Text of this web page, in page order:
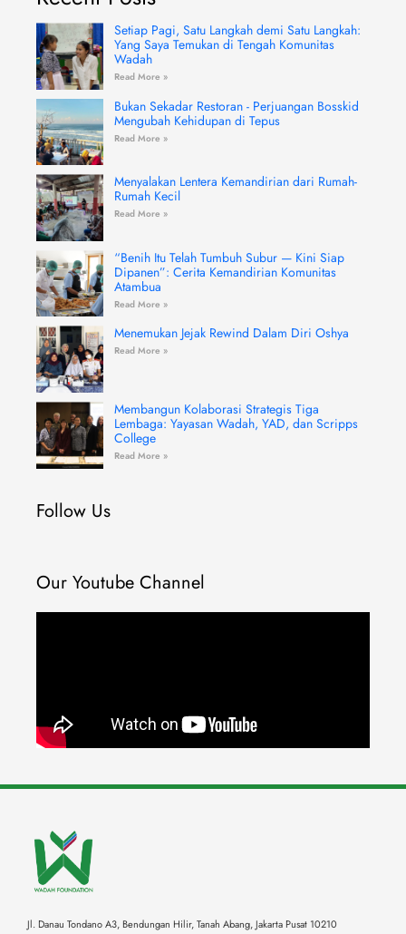
-
f
m
Setiap Pagi, Satu Langkah demi Satu Langkah:
Yang Saya Temukan di Tengah Komunitas
Wadah
Read More »
Bukan Sekadar Restoran - Perjuangan Bosskid
Mengubah Kehidupan di Tepus
Read More »
Menyalakan Lentera Kemandirian dari Rumah-
Rumah Kecil
Read More »
“Benih Itu Telah Tumbuh Subur — Kini Siap
Dipanen”: Cerita Kemandirian Komunitas
Atambua
Read More »
Menemukan Jejak Rewind Dalam Diri Oshya
Read More »
Membangun Kolaborasi Strategis Tiga
Lembaga: Yayasan Wadah, YAD, dan Scripps
College
Read More »
Follow Us
Our Youtube Channel
Jl. Danau Tondano A3, Bendungan Hilir, Tanah Abang,Jakarta Pusat 10210